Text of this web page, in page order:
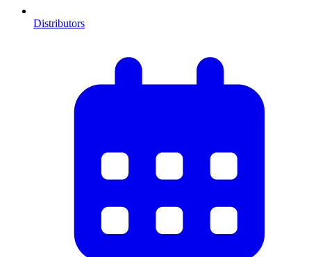
Distributors